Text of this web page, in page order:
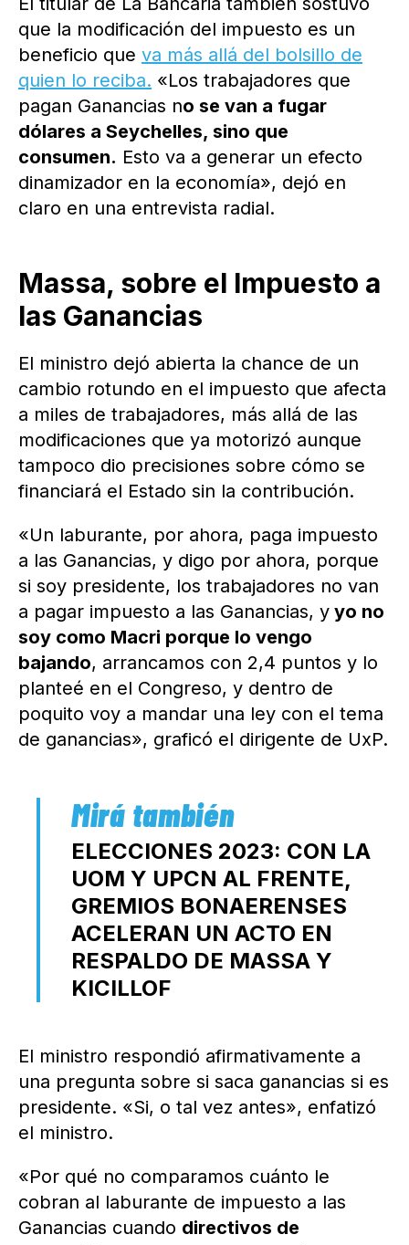
que la modificación del impuesto es un
beneficio que va más allá del bolsillo de
quien lo reciba. «Los trabajadores que
pagan Ganancias no se van a fugar
dólares a Seychelles, sino que
consumen. Esto va a generar un efecto
dinamizador en la economía», dejó en
claro en una entrevista radial.
Massa, sobre el Impuesto a
las Ganancias
El ministro dejó abierta la chance de un
cambio rotundo en el impuesto que afecta
a miles de trabajadores, más allá de las
modificaciones que ya motorizó aunque
tampoco dio precisiones sobre cómo se
financiará el Estado sin la contribución.
«Un laburante, por ahora, paga impuesto
a las Ganancias, y digo por ahora, porque
si soy presidente, los trabajadores no van
a pagar impuesto a las Ganancias, y yo no
soy como Macri porque lo vengo
bajando, arrancamos con 2,4 puntos y lo
planteé en el Congreso, y dentro de
poquito voy a mandar una ley con el tema
de ganancias», graficó el dirigente de UxP.
ELECCIONES 2023: CON LA
UOM Y UPCN AL FRENTE,
GREMIOS BONAERENSES
ACELERAN UN ACTO EN
RESPALDO DE MASSA Y
KICILLOF
El ministro respondió afirmativamente a
una pregunta sobre si saca ganancias si es
presidente. «Si, o tal vez antes», enfatizó
el ministro.
«Por qué no comparamos cuánto le
cobran al laburante de impuesto a las
Ganancias cuando directivos de